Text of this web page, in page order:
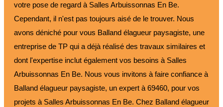
votre pose de regard à Salles Arbuissonnas En Be.
Cependant, il n'est pas toujours aisé de le trouver. Nous
avons déniché pour vous Balland élagueur paysagiste, une
entreprise de TP qui a déjà réalisé des travaux similaires et
dont l'expertise inclut également vos besoins à Salles
Arbuissonnas En Be. Nous vous invitons à faire confiance à
Balland élagueur paysagiste, un expert à 69460, pour vos
projets à Salles Arbuissonnas En Be. Chez Balland élagueur